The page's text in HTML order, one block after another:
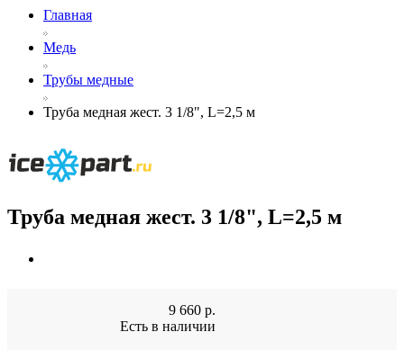
Главная
Медь
Трубы медные
Труба медная жест. 3 1/8", L=2,5 м
Труба медная жест. 3 1/8", L=2,5 м
9 660 р.
Есть в наличии